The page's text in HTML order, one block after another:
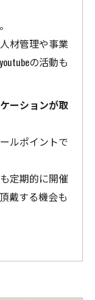
材管理や事業
の活動も
ーションが取
ルポイントで
定期的に開催
戴する機会も